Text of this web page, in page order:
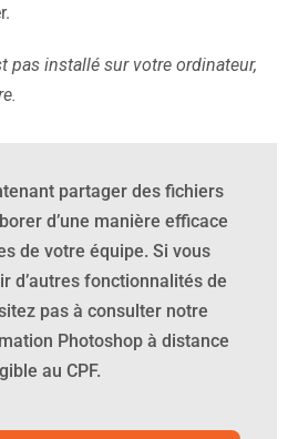
pas installé sur votre ordinateur,
partager des fichiers
d’une manière efficace
de votre équipe. Si vous
d’autres fonctionnalités de
pas à consulter notre
Photoshop à distance
au CPF.